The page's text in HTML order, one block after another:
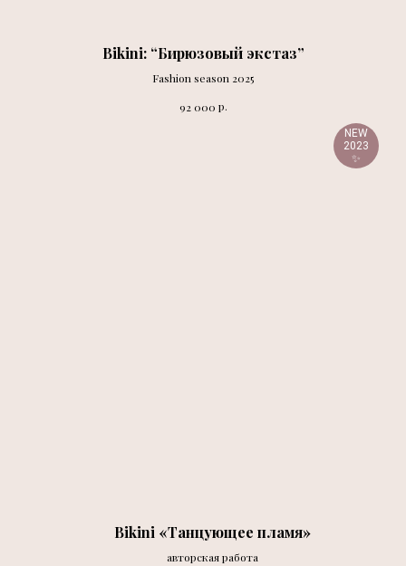
Bikini: “Бирюзовый экстаз”
Fashion season 2025
92 000 р.
NEW
2023
✨️
Bikini «Танцующее пламя»
авторская работа